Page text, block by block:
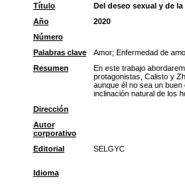
Título
Del deseo sexual y de
Año
2020
Número
Palabras clave
Amor; Enfermedad de
Resumen
En este trabajo
protagonistas, Calisto y
aunque él no sea un
inclinación natural de los
Dirección
Autor
corporativo
Editorial SELGYC
Idioma